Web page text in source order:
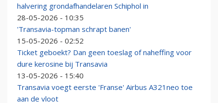
halvering grondafhandelaren Schiphol in
28-05-2026 - 10:35
'Transavia-topman schrapt banen'
15-05-2026 - 02:52
Ticket geboekt? Dan geen toeslag of naheffing voor
dure kerosine bij Transavia
13-05-2026 - 15:40
Transavia voegt eerste 'Franse' Airbus A321neo toe
aan de vloot